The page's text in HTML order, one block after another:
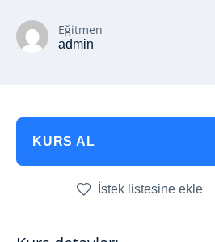
Eğitmen
admin
KURS AL
İstek listesine ekle